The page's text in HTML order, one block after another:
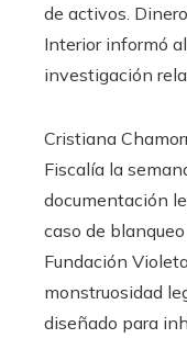
de activos.
Interior informó
investigación
Cristiana
Fiscalía la
documentación
caso de
Fundación
monstruosidad
diseñado para